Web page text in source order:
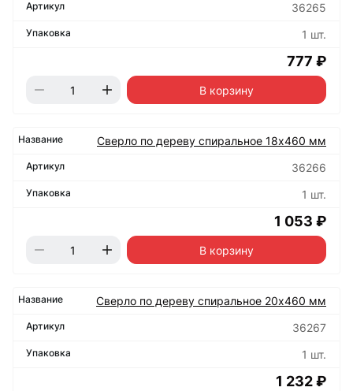
36265
1 шт.
777 ₽
В корзину
Сверло по дереву спиральное 18х460 мм
36266
1 шт.
1 053 ₽
В корзину
Сверло по дереву спиральное 20х460 мм
36267
1 шт.
1 232 ₽